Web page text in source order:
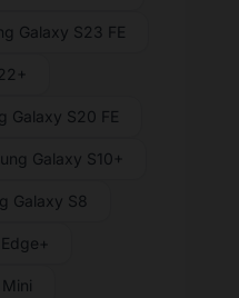
Galaxy S23 FE
Galaxy S20 FE
Galaxy S10+
Galaxy S8